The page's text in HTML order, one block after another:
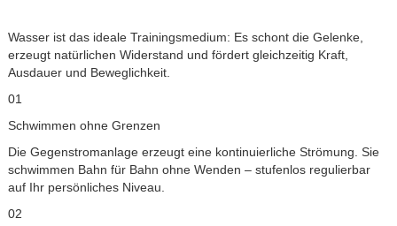
Wasser ist das ideale Trainingsmedium: Es schont die Gelenke,
erzeugt natürlichen Widerstand und fördert gleichzeitig Kraft,
Ausdauer und Beweglichkeit.
01
Schwimmen ohne Grenzen
Die Gegenstromanlage erzeugt eine kontinuierliche Strömung. Sie
schwimmen Bahn für Bahn ohne Wenden – stufenlos regulierbar
auf Ihr persönliches Niveau.
02